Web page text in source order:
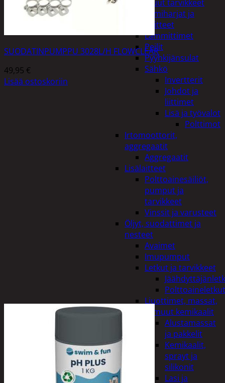
muut tarvikkeet
Lumiharjat ja
peitteet
Lämmittimet
Peilit
Pyyhkijänsulat
Sähkö
Invertterit
Johdot ja
liittimet
Lisä ja työvalot
Polttimot
Irtomoottorit,
aggregaatit
Aggregaatit
Lisälaitteet
Polttoainesäiliöt,
pumput ja
tarvikkeet
Vinssit ja varusteet
Öljyt, suodattimet ja
nesteet
Avaimet
Imupumput
Letkut ja tarvikkeet
Polttoaineletkut
Liuottimet, massat,
ja muut kemikaalit
Alustamassat
ja pakkelit
Kemikaalit,
sprayt ja
silikonit
Lasi ja
SUODATINPUMPPU 3028L/H FLOWCLEAR
49,95 €
Lisää ostoskoriin